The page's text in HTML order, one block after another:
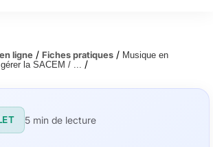
ligne / Fiches pratiques / Musique en
la SACEM / ... /
5 min de lecture